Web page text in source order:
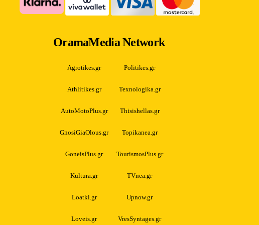
OramaMedia Network
Agrotikes.gr Politikes.gr
Athlitikes.gr Texnologika.gr
AutoMotoPlus.gr Thisishellas.gr
GnosiGiaOlous.gr Topikanea.gr
GoneisPlus.gr TourismosPlus.gr
Kultura.gr TVnea.gr
Loatki.gr Upnow.gr
Loveis.gr VresSyntages.gr